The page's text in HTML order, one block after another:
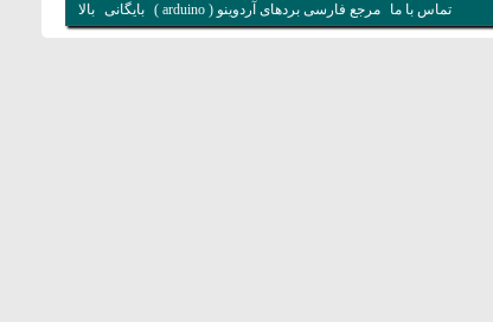
تماس با ما مرجع فارسی بردهای آردوینو ( arduino ) بایگانی بالا